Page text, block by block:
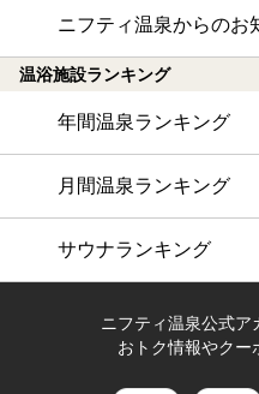
ニフティ温泉からのお
温浴施設ランキング
年間温泉ランキング
月間温泉ランキング
サウナランキング
ニフティ温泉公式ア
おトク情報やクー